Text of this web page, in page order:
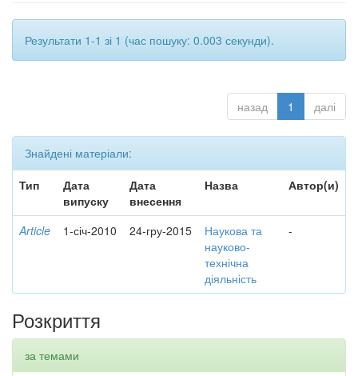
Результати 1-1 зі 1 (час пошуку: 0.003 секунди).
назад 1 далі
Знайдені матеріали:
Тип
Дата
випуску
Дата
внесення
Назва Автор(и)
Article 1-січ-2010 24-гру-2015
Наукова та
науково-
технічна
діяльність
-
Розкриття
за темами